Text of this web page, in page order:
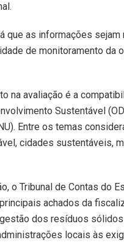
que as informações
de monitoramento da
na avaliação é a
Sustentável
Entre os temas
cidades sustentáveis,
o Tribunal de Contas do
achados da
dos resíduos
locais às